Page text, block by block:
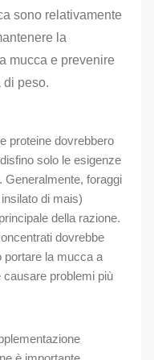
sono relativamente
la
mucca e prevenire
di peso.
proteine dovrebbero
solo le esigenze
Generalmente, foraggi
di mais)
della razione.
dovrebbe
portare la mucca a
problemi più